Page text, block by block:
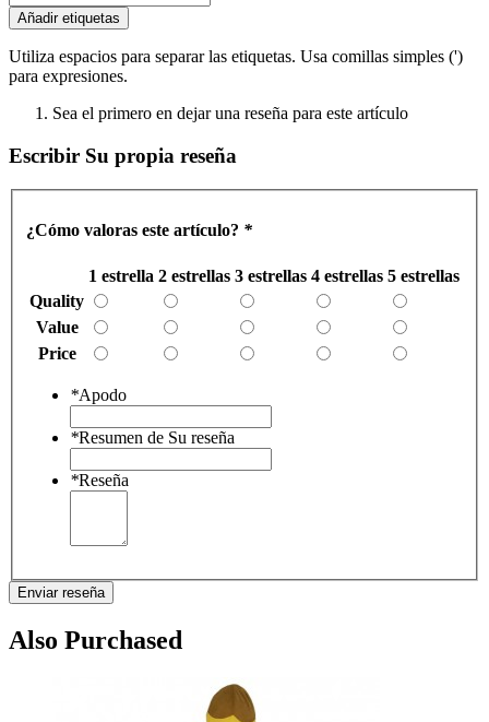
Añadir etiquetas
Utiliza espacios para separar las etiquetas. Usa comillas simples (')
para expresiones.
Sea el primero en dejar una reseña para este artículo
Escribir Su propia reseña
¿Cómo valoras este artículo? *
1 estrella 2 estrellas 3 estrellas 4 estrellas 5 estrellas
Quality
Value
Price
*Apodo
*Resumen de Su reseña
*Reseña
Enviar reseña
Also Purchased